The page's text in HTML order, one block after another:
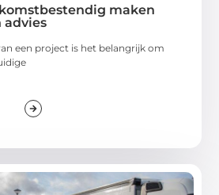
maken
advies
een project is het belangrijk om